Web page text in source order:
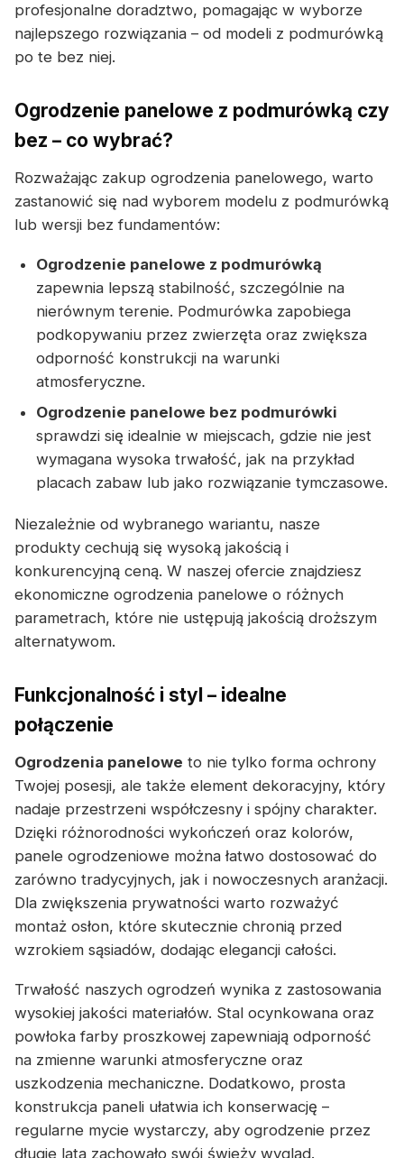
profesjonalne doradztwo, pomagając w wyborze
najlepszego rozwiązania – od modeli z podmurówką
po te bez niej.
Ogrodzenie panelowe z podmurówką czy
bez – co wybrać?
Rozważając zakup ogrodzenia panelowego, warto
zastanowić się nad wyborem modelu z podmurówką
lub wersji bez fundamentów:
Ogrodzenie panelowe z podmurówką
zapewnia lepszą stabilność, szczególnie na
nierównym terenie. Podmurówka zapobiega
podkopywaniu przez zwierzęta oraz zwiększa
odporność konstrukcji na warunki
atmosferyczne.
Ogrodzenie panelowe bez podmurówki
sprawdzi się idealnie w miejscach, gdzie nie jest
wymagana wysoka trwałość, jak na przykład
placach zabaw lub jako rozwiązanie tymczasowe.
Niezależnie od wybranego wariantu, nasze
produkty cechują się wysoką jakością i
konkurencyjną ceną. W naszej ofercie znajdziesz
ekonomiczne ogrodzenia panelowe o różnych
parametrach, które nie ustępują jakością droższym
alternatywom.
Funkcjonalność i styl – idealne
połączenie
Ogrodzenia panelowe to nie tylko forma ochrony
Twojej posesji, ale także element dekoracyjny, który
nadaje przestrzeni współczesny i spójny charakter.
Dzięki różnorodności wykończeń oraz kolorów,
panele ogrodzeniowe można łatwo dostosować do
zarówno tradycyjnych, jak i nowoczesnych aranżacji.
Dla zwiększenia prywatności warto rozważyć
montaż osłon, które skutecznie chronią przed
wzrokiem sąsiadów, dodając elegancji całości.
Trwałość naszych ogrodzeń wynika z zastosowania
wysokiej jakości materiałów. Stal ocynkowana oraz
powłoka farby proszkowej zapewniają odporność
na zmienne warunki atmosferyczne oraz
uszkodzenia mechaniczne. Dodatkowo, prosta
konstrukcja paneli ułatwia ich konserwację –
regularne mycie wystarczy, aby ogrodzenie przez
długie lata zachowało swój świeży wygląd.